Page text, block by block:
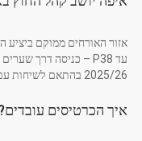
2025/26 בהתאם לשיחות עם האוהדים להעברת יציע החוץ קרוב למגרש.
איך הכרטיסים